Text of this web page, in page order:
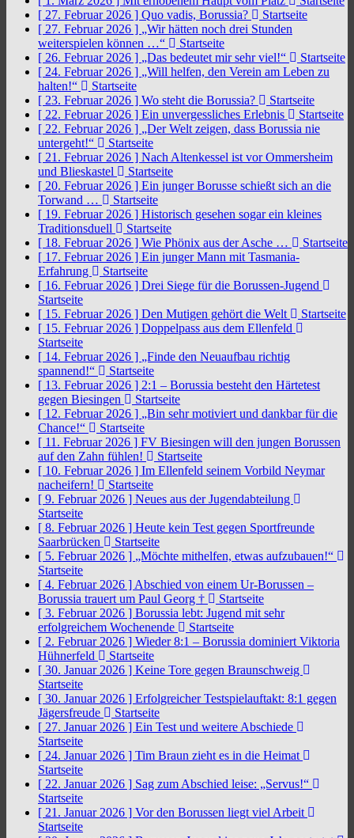
[ 27. Februar 2026 ] Quo vadis, Borussia?
Startseite
[ 27. Februar 2026 ] „Wir hätten noch drei Stunden
weiterspielen können …“
Startseite
[ 26. Februar 2026 ] „Das bedeutet mir sehr viel!“
Startseite
[ 24. Februar 2026 ] „Will helfen, den Verein am Leben zu
halten!“
Startseite
[ 23. Februar 2026 ] Wo steht die Borussia?
Startseite
[ 22. Februar 2026 ] Ein unvergessliches Erlebnis
Startseite
[ 22. Februar 2026 ] „Der Welt zeigen, dass Borussia nie
untergeht!“
Startseite
[ 21. Februar 2026 ] Nach Altenkessel ist vor Ommersheim
und Blieskastel
Startseite
[ 20. Februar 2026 ] Ein junger Borusse schießt sich an die
Torwand …
Startseite
[ 19. Februar 2026 ] Historisch gesehen sogar ein kleines
Traditionsduell
Startseite
[ 18. Februar 2026 ] Wie Phönix aus der Asche …
Startseite
[ 17. Februar 2026 ] Ein junger Mann mit Tasmania-
Erfahrung
Startseite
[ 16. Februar 2026 ] Drei Siege für die Borussen-Jugend
Startseite
[ 15. Februar 2026 ] Den Mutigen gehört die Welt
Startseite
[ 15. Februar 2026 ] Doppelpass aus dem Ellenfeld
Startseite
[ 14. Februar 2026 ] „Finde den Neuaufbau richtig
spannend!“
Startseite
[ 13. Februar 2026 ] 2:1 – Borussia besteht den Härtetest
gegen Biesingen
Startseite
[ 12. Februar 2026 ] „Bin sehr motiviert und dankbar für die
Chance!“
Startseite
[ 11. Februar 2026 ] FV Biesingen will den jungen Borussen
auf den Zahn fühlen!
Startseite
[ 10. Februar 2026 ] Im Ellenfeld seinem Vorbild Neymar
nacheifern!
Startseite
[ 9. Februar 2026 ] Neues aus der Jugendabteilung
Startseite
[ 8. Februar 2026 ] Heute kein Test gegen Sportfreunde
Saarbrücken
Startseite
[ 5. Februar 2026 ] „Möchte mithelfen, etwas aufzubauen!“
Startseite
[ 4. Februar 2026 ] Abschied von einem Ur-Borussen –
Borussia trauert um Paul Georg †
Startseite
[ 3. Februar 2026 ] Borussia lebt: Jugend mit sehr
erfolgreichem Wochenende
Startseite
[ 2. Februar 2026 ] Wieder 8:1 – Borussia dominiert Viktoria
Hühnerfeld
Startseite
[ 30. Januar 2026 ] Keine Tore gegen Braunschweig
Startseite
[ 30. Januar 2026 ] Erfolgreicher Testspielauftakt: 8:1 gegen
Jägersfreude
Startseite
[ 27. Januar 2026 ] Ein Test und weitere Abschiede
Startseite
[ 24. Januar 2026 ] Tim Braun zieht es in die Heimat
Startseite
[ 22. Januar 2026 ] Sag zum Abschied leise: „Servus!“
Startseite
[ 21. Januar 2026 ] Vor den Borussen liegt viel Arbeit
Startseite